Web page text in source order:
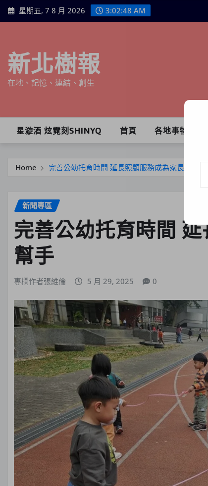
Skip
to
星期五, 7 8 月 2026 3:02:50 AM
新北樹報
在地、記憶、連結、創生
星漩酒 炫霓刻SHINYQ 首頁 各地事物
Home 完善公幼托育時間 延長照顧服務成為家長育兒幫
新聞專區
完善公幼托育時間
幫手
專欄作者張維倫 5 月 29, 2025 0